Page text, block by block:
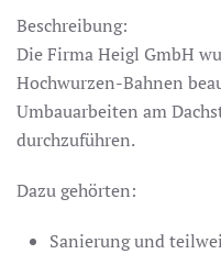
Beschreibung:
Die Firma Heigl GmbH
Hochwurzen-Bahnen
Umbauarbeiten am
durchzuführen.
Dazu gehörten:
Sanierung und